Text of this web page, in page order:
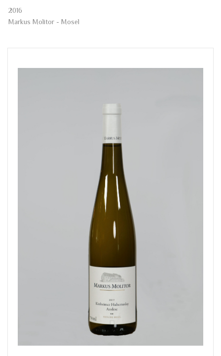
2016
Markus Molitor - Mosel